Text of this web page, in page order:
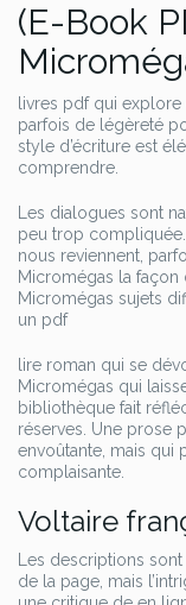
(E-Book
livres pdf qui
parfois de légèreté
style d’écriture est
comprendre.
Les dialogues sont
peu trop
nous reviennent,
Micromégas la façon
Micromégas sujets
un pdf
lire roman qui se
Micromégas qui
bibliothèque fait
réserves. Une prose
envoûtante, mais qui
complaisante.
Voltaire
Les descriptions
de la page, mais